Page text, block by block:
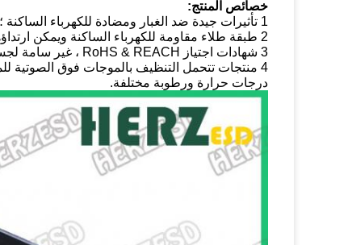
خصائص المنتج:
1 تأثيرات جيدة ضد الغبار ومضادة للكهرباء الساكنة ؛
2 طبقة طلاء مقاومة للكهرباء الساكنة ويمكن ارتداؤها ؛
3 شهادات اجتياز RoHS & REACH ، غير سامة لجسم الإنسان ؛
4 منتجات تتحمل التنظيف بالموجات فوق الصوتية
درجات حرارة ورطوبة مختلفة.